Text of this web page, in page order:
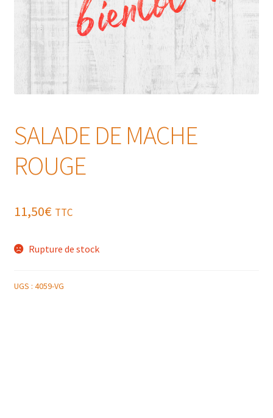
SALADE DE MACHE
ROUGE
11,50€ TTC
Rupture de stock
UGS : 4059-VG